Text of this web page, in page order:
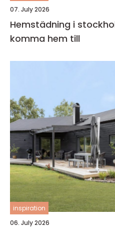
07. July 2026
Hemstädning i
komma hem till
inspiration
06. July 2026